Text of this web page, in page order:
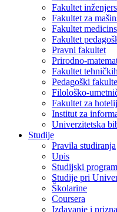
Fakultet
Fakultet za
Fakultet
Fakultet
Pravni fakultet
Prirodno-
Fakultet
Pedagoški
Filološko-
Fakultet za
Institut za
Univerzitetska
Studije
Pravila studiranja
Upis
Studijski
Studije pri
Školarine
Coursera
Izdavanje i